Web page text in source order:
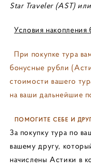
Star Traveler (AST)
Условия
При покупке тура
бонусные рубли
стоимости вашего
на ваши дальнейшие
ПОМОГИТЕ СЕБЕ И
За покупку тура по
вашему другу,
начислены Астики в